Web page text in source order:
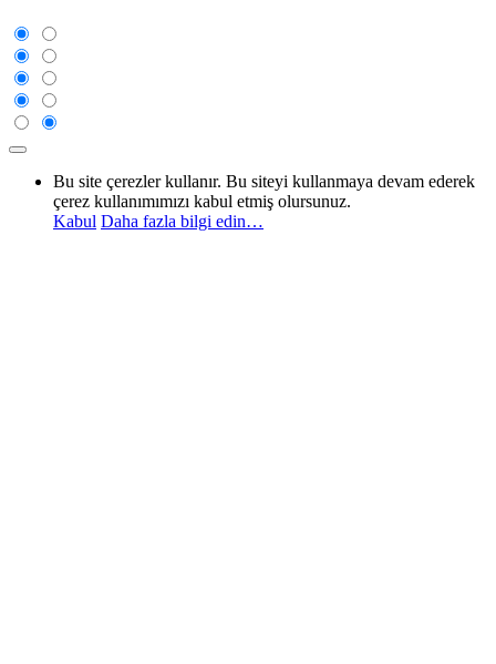
Bu site çerezler kullanır. Bu siteyi kullanmaya devam ederek
çerez kullanımımızı kabul etmiş olursunuz.
Kabul Daha fazla bilgi edin…